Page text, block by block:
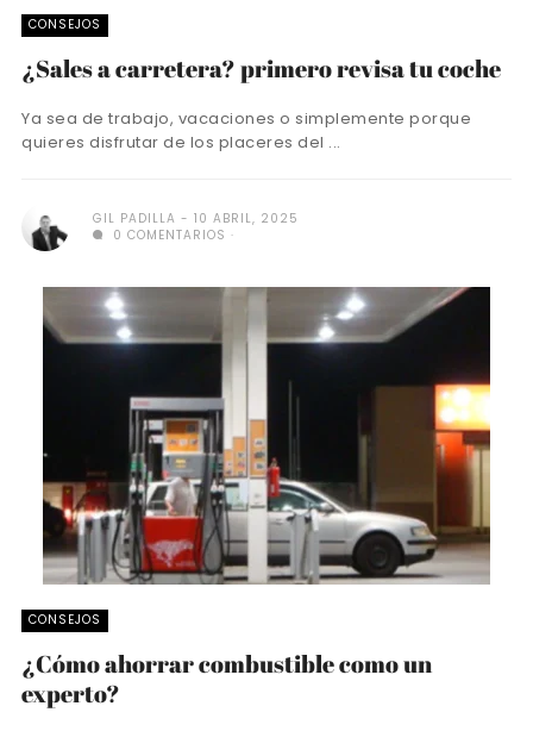
CONSEJOS
¿Sales a carretera? primero revisa tu coche
Ya sea de trabajo, vacaciones o simplemente porque
quieres disfrutar de los placeres del ...
GIL PADILLA
10 ABRIL, 2025
0 COMENTARIOS
CONSEJOS
¿Cómo ahorrar combustible como un
experto?